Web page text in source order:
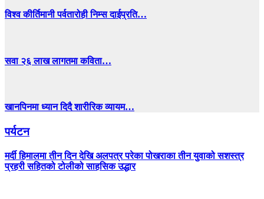
विश्व कीर्तिमानी पर्वतारोही निम्स दाईप्रति…
सवा २६ लाख लागतमा कविता…
खानपिनमा ध्यान दिदै शारीरिक व्यायम…
पर्यटन
मर्दी हिमालमा तीन दिन देखि अलपत्र परेका पोखराका तीन युवाको सशस्त्र
प्रहरी सहितको टोलीको साहसिक उद्धार